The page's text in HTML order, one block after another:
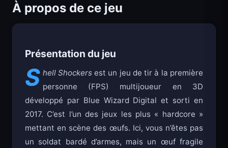
À propos de ce jeu
Présentation du jeu
S hell Shockersest un jeu de tir à la première
personne (FPS) multijoueur en 3D
développé par Blue Wizard Digital et sorti en
2017. C’est l’un des jeux les plus « hardcore »
mettant en scène des œufs. Ici, vous n’êtes pas
un soldat bardé d’armes, mais un œuf fragile